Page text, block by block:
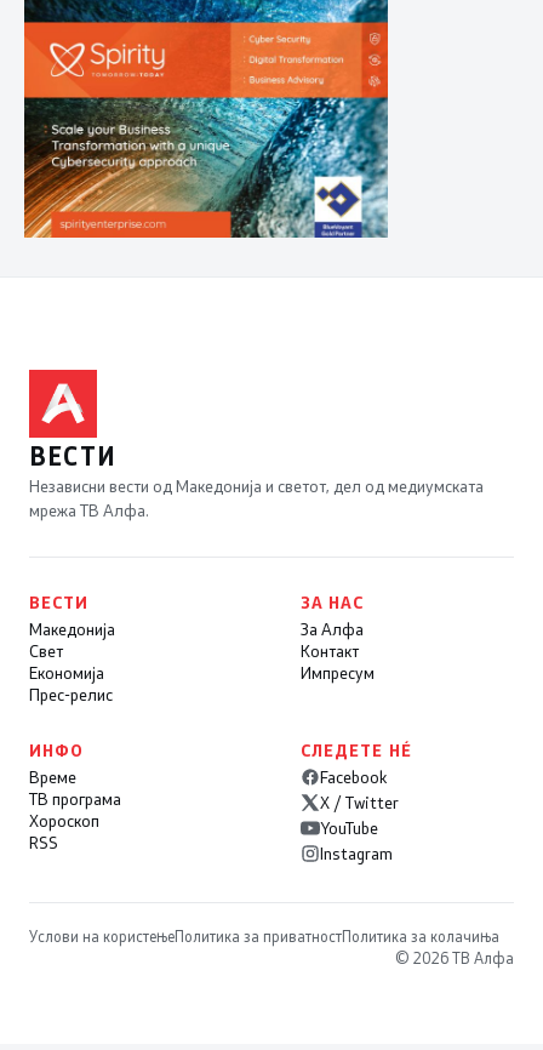
ВЕСТИ
Независни вести од Македонија и светот, дел од медиумската
мрежа ТВ Алфа.
ВЕСТИ
Македонија
Свет
Економија
Прес-релис
ЗА НАС
За Алфа
Контакт
Импресум
ИНФО
Време
ТВ програма
Хороскоп
RSS
СЛЕДЕТЕ НÉ
Facebook
X / Twitter
YouTube
Instagram
Услови на користењеПолитика за приватностПолитика за колачиња
© 2026 ТВ Алфа